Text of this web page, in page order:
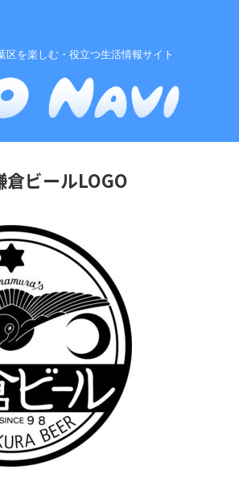
区を楽しむ・役立つ生活情報サイト
倉ビールLOGO